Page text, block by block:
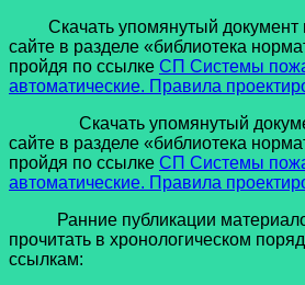
Скачать упомянутый документ
сайте в разделе «библиотека
пройдя по ссылке СП Системы
автоматические. Правила
Скачать упомянутый
сайте в разделе «библиотека
пройдя по ссылке СП Системы
автоматические. Правила
Ранние публикации
прочитать в хронологическом
ссылкам: